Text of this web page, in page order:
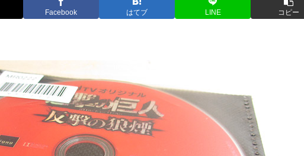
Facebook はてブ LINE コピー